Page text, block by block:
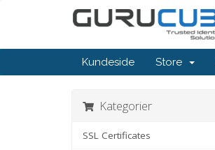
Kundeside Store
Kategorier
SSL Certificates